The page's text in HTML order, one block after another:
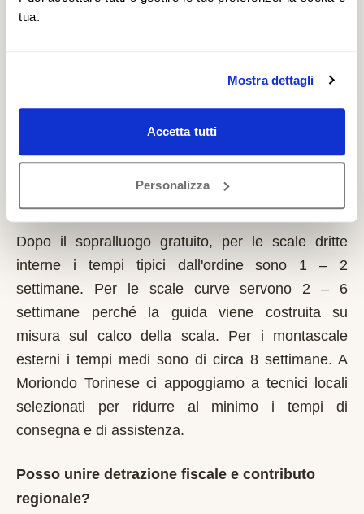
tua.
Mostra dettagli
Accetta tutti
Personalizza
provinciale. È un contributo a fondo perduto che si
domanda va presentata sempre prima dell'inizio
Quanto tempo serve per installare un
montascale a Moriondo Torinese?
Dopo il sopralluogo gratuito, per le scale dritte
interne i tempi tipici dall'ordine sono 1 – 2
settimane. Per le scale curve servono 2 – 6
settimane perché la guida viene costruita su
misura sul calco della scala. Per i montascale
esterni i tempi medi sono di circa 8 settimane. A
Moriondo Torinese ci appoggiamo a tecnici locali
selezionati per ridurre al minimo i tempi di
consegna e di assistenza.
Posso unire detrazione fiscale e contributo
regionale?